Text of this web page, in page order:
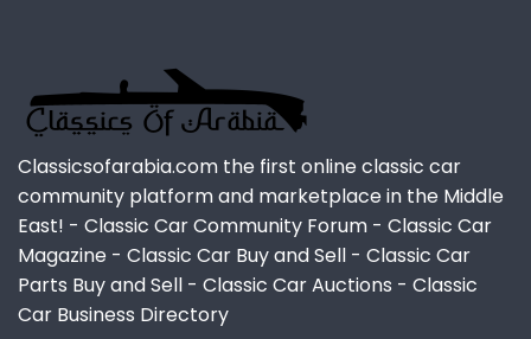
Classicsofarabia.com the first online classic car
community platform and marketplace in the Middle
East! - Classic Car Community Forum - Classic Car
Magazine - Classic Car Buy and Sell - Classic Car
Parts Buy and Sell - Classic Car Auctions - Classic
Car Business Directory